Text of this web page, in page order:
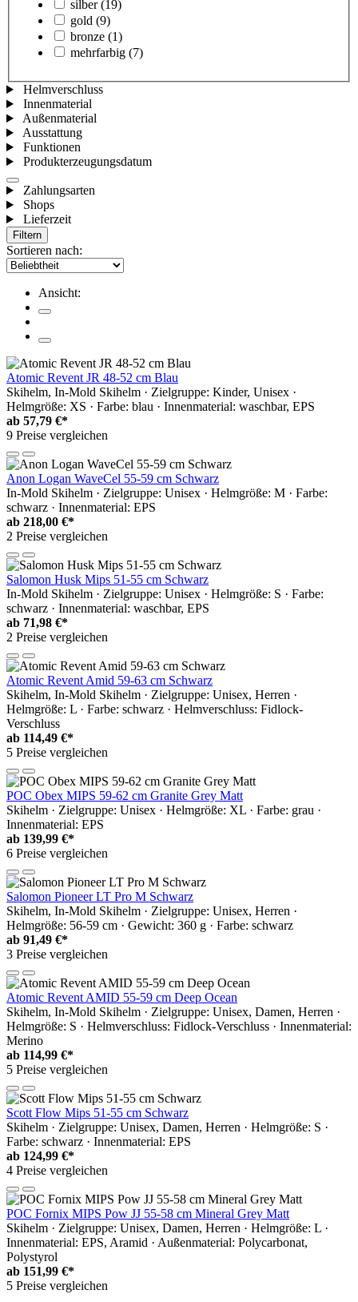
silber (19)
gold (9)
bronze (1)
mehrfarbig (7)
Helmverschluss
Innenmaterial
Außenmaterial
Ausstattung
Funktionen
Produkterzeugungsdatum
Zahlungsarten
Shops
Lieferzeit
Filtern
Sortieren nach:
Ansicht:
Atomic Revent JR 48-52 cm Blau
Skihelm, In-Mold Skihelm · Zielgruppe: Kinder, Unisex ·
Helmgröße: XS · Farbe: blau · Innenmaterial: waschbar, EPS
ab 57,79 €*
9 Preise vergleichen
Anon Logan WaveCel 55-59 cm Schwarz
In-Mold Skihelm · Zielgruppe: Unisex · Helmgröße: M · Farbe:
schwarz · Innenmaterial: EPS
ab 218,00 €*
2 Preise vergleichen
Salomon Husk Mips 51-55 cm Schwarz
In-Mold Skihelm · Zielgruppe: Unisex · Helmgröße: S · Farbe:
schwarz · Innenmaterial: waschbar, EPS
ab 71,98 €*
2 Preise vergleichen
Atomic Revent Amid 59-63 cm Schwarz
Skihelm, In-Mold Skihelm · Zielgruppe: Unisex, Herren ·
Helmgröße: L · Farbe: schwarz · Helmverschluss: Fidlock-
Verschluss
ab 114,49 €*
5 Preise vergleichen
POC Obex MIPS 59-62 cm Granite Grey Matt
Skihelm · Zielgruppe: Unisex · Helmgröße: XL · Farbe: grau ·
Innenmaterial: EPS
ab 139,99 €*
6 Preise vergleichen
Salomon Pioneer LT Pro M Schwarz
Skihelm, In-Mold Skihelm · Zielgruppe: Unisex, Herren ·
Helmgröße: 56-59 cm · Gewicht: 360 g · Farbe: schwarz
ab 91,49 €*
3 Preise vergleichen
Atomic Revent AMID 55-59 cm Deep Ocean
Skihelm, In-Mold Skihelm · Zielgruppe: Unisex, Damen, Herren ·
Helmgröße: S · Helmverschluss: Fidlock-Verschluss · Innenmaterial:
Merino
ab 114,99 €*
5 Preise vergleichen
Scott Flow Mips 51-55 cm Schwarz
Skihelm · Zielgruppe: Unisex, Damen, Herren · Helmgröße: S ·
Farbe: schwarz · Innenmaterial: EPS
ab 124,99 €*
4 Preise vergleichen
POC Fornix MIPS Pow JJ 55-58 cm Mineral Grey Matt
Skihelm · Zielgruppe: Unisex, Damen, Herren · Helmgröße: L ·
Innenmaterial: EPS, Aramid · Außenmaterial: Polycarbonat,
Polystyrol
ab 151,99 €*
5 Preise vergleichen